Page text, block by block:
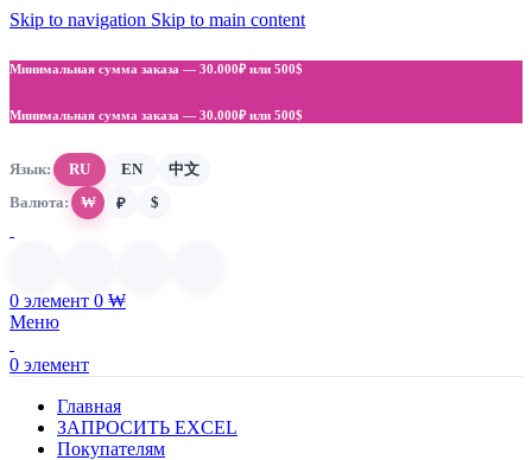
Skip to navigation Skip to main content
Минимальная сумма заказа — 30.000₽ или 500$
Минимальная сумма заказа — 30.000₽ или 500$
Язык: RU EN
中文
Валюта:
₩ ₽ $
0 элемент 0 ₩
Меню
0 элемент
Главная
ЗАПРОСИТЬ EXCEL
Покупателям